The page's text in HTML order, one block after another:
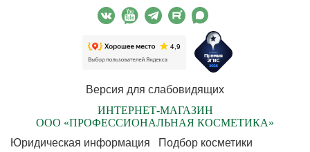
Версия для слабовидящих
ИНТЕРНЕТ-МАГАЗИН
ООО «ПРОФЕССИОНАЛЬНАЯ КОСМЕТИКА»
Юридическая информация
Подбор косметики